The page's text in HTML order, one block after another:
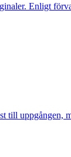
Enligt
uppgången,